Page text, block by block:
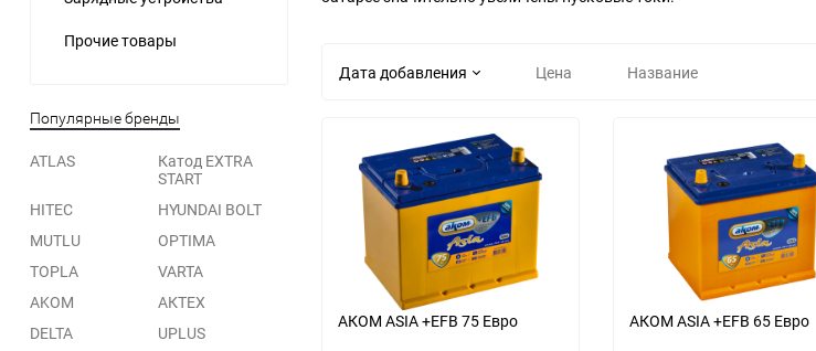
Прочие товары
Популярные бренды
ATLAS
Катод EXTRA
START
HITEC
HYUNDAI BOLT
MUTLU
OPTIMA
TOPLA
VARTA
AKOM
АКТЕХ
DELTA
UPLUS
Дата добавления Цена Название
АКОМ ASIA +EFB 75 Евро АКОМ ASIA +EFB 65 Евро